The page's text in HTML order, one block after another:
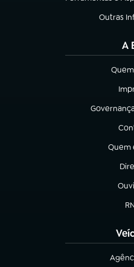
Outras
(abre em
A
(abre
(abre em
Quem
(abre
(abre